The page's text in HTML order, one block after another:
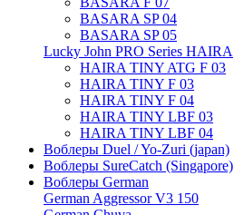
BASARA SP 04
BASARA SP 05
Lucky John PRO Series HAIRA
HAIRA TINY ATG F 03
HAIRA TINY F 03
HAIRA TINY F 04
HAIRA TINY LBF 03
HAIRA TINY LBF 04
Воблеры Duel / Yo-Zuri (japan)
Воблеры SureCatch (Singapore)
Воблеры German
German Aggressor V3 150